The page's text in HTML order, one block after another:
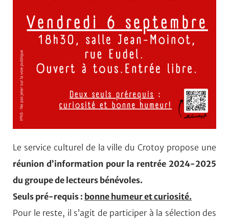
Le service culturel de la ville du Crotoy propose une
réunion d’information pour la rentrée 2024-2025
du groupe de lecteurs bénévoles.
Seuls pré-requis : bonne humeur et curiosité.
Pour le reste, il s’agit de participer à la sélection des